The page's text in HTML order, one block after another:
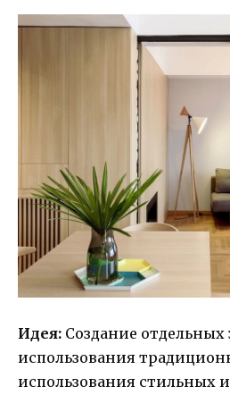
Идея: Создание отдельных
использования
использования стильных